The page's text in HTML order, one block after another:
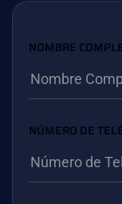
NOMBRE
NÚMERO DE